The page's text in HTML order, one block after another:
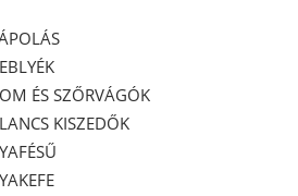
ÉS SZŐRVÁGÓK
KISZEDŐK